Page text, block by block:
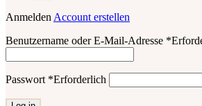
Anmelden Account erstellen
Benutzername oder E-Mail-Adresse *
Passwort *Erforderlich